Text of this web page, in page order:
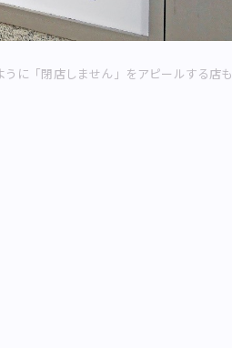
に「閉店しません」をアピールする店も